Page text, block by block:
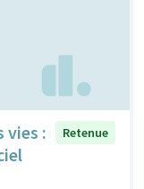
vies :
Retenue